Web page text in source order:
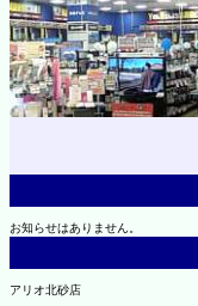
お知らせはありません。
アリオ北砂店